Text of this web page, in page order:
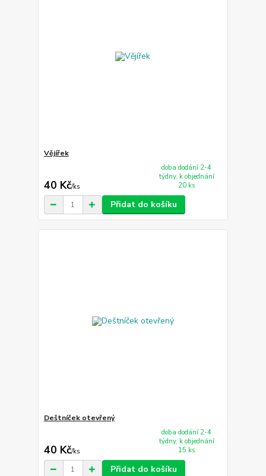
Vějířek
40 Kč/ks
doba dodání 2-4
týdny, k objednání
20 ks
Přidat do košíku
Deštníček otevřený
40 Kč/ks
doba dodání 2-4
týdny, k objednání
15 ks
Přidat do košíku